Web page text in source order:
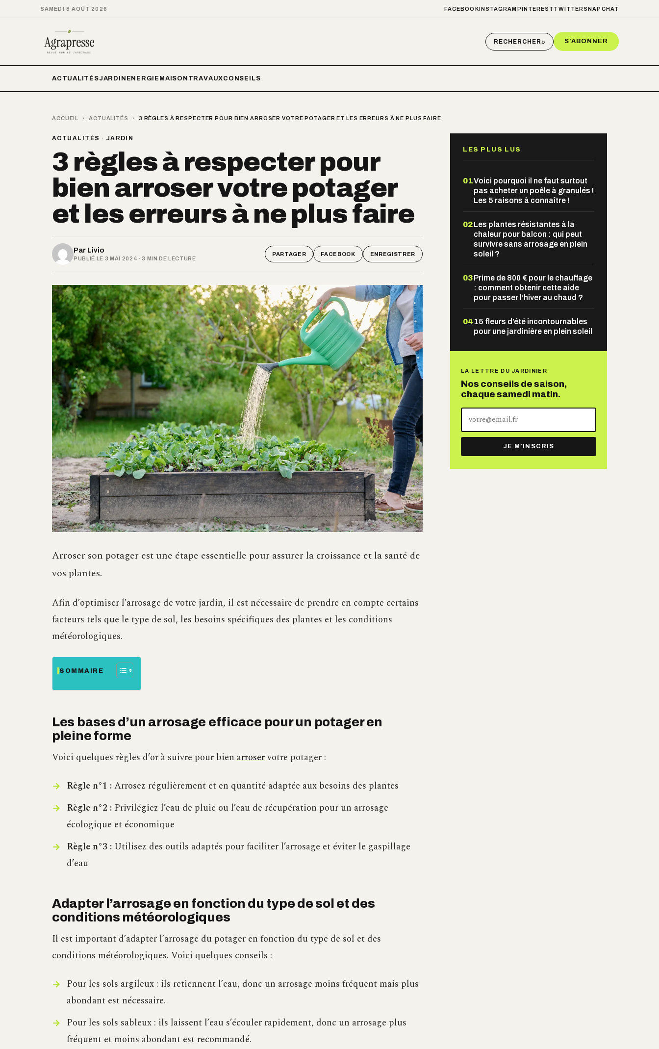
SAMEDI 8 AOÛT 2026 FACEBOOKINSTAGRAM PINTEREST TWITTER SNAPCHAT
RECHERCHER⌕ S’ABONNER
ACTUALITÉSJARDIN ENERGIE MAISON TRAVAUXCONSEILS
ACCUEIL › ACTUALITÉS › 3 RÈGLES À RESPECTER POUR BIEN ARROSER VOTRE POTAGER ET LES ERREURS À NE PLUS FAIRE
ACTUALITÉS · JARDIN
3 règles à respecter pour
bien arroser votre potager
et les erreurs à ne plus faire
Par Livio
PUBLIÉ LE 3 MAI 2024 · 3 MIN DE LECTURE
PARTAGER FACEBOOK ENREGISTRER
Arroser son potager est une étape essentielle pour assurer la croissance et la santé de
vos plantes.
Afin d’optimiser l’arrosage de votre jardin, il est nécessaire de prendre en compte certains
facteurs tels que le type de sol, les besoins spécifiques des plantes et les conditions
météorologiques.
SOMMAIRE
Les bases d’un arrosage efficace pour un potager en
pleine forme
Voici quelques règles d’or à suivre pour bien arroservotre potager :
Règle n°1 :Arrosez régulièrement et en quantité adaptée aux besoins des plantes
Règle n°2 :Privilégiez l’eau de pluie ou l’eau de récupération pour un arrosage
écologique et économique
Règle n°3 :Utilisez des outils adaptés pour faciliter l’arrosage et éviter le gaspillage
d’eau
Adapter l’arrosage en fonction du type de sol et des
conditions météorologiques
Il est important d’adapter l’arrosage du potager en fonction du type de sol et des
conditions météorologiques. Voici quelques conseils :
Pour les sols argileux : ils retiennent l’eau, donc un arrosage moins fréquent mais plus
abondant est nécessaire.
Pour les sols sableux : ils laissent l’eau s’écouler rapidement, donc un arrosage plus
fréquent et moins abondant est recommandé.
LES PLUS LUS
01Voici pourquoi il ne faut surtout
pas acheter un poêle à granulés !
Les 5 raisons à connaître !
02Les plantes résistantes à la
chaleur pour balcon : qui peut
survivre sans arrosage en plein
soleil ?
03Prime de 800 € pour le chauffage
: comment obtenir cette aide
pour passer l’hiver au chaud ?
04 15 fleurs d’été incontournables
pour une jardinière en plein soleil
LA LETTRE DU JARDINIER
Nos conseils de saison,
chaque samedi matin.
adresse
mail
JE M’INSCRIS